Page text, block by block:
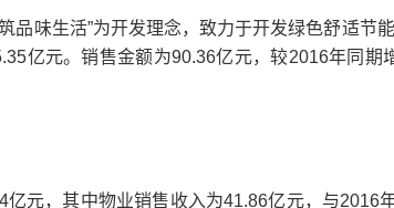
味生活”为开发理念，致力于开发绿色舒适节
亿元。销售金额为90.36亿元，较2016年同期
，其中物业销售收入为41.86亿元，与2016